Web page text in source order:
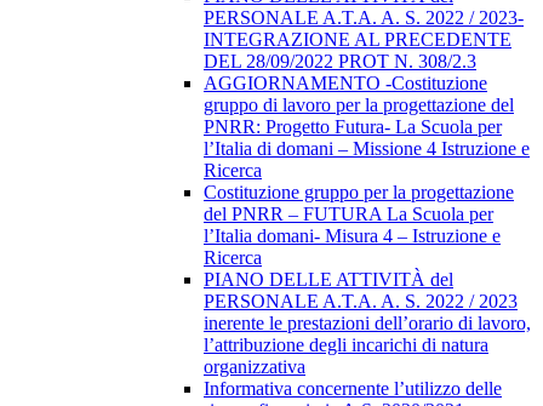
PERSONALE A.T.A. A. S. 2022 / 2023-
INTEGRAZIONE AL PRECEDENTE
DEL 28/09/2022 PROT N. 308/2.3
AGGIORNAMENTO -Costituzione
gruppo di lavoro per la progettazione del
PNRR: Progetto Futura- La Scuola per
l’Italia di domani – Missione 4 Istruzione e
Ricerca
Costituzione gruppo per la progettazione
del PNRR – FUTURA La Scuola per
l’Italia domani- Misura 4 – Istruzione e
Ricerca
PIANO DELLE ATTIVITÀ del
PERSONALE A.T.A. A. S. 2022 / 2023
inerente le prestazioni dell’orario di lavoro,
l’attribuzione degli incarichi di natura
organizzativa
Informativa concernente l’utilizzo delle